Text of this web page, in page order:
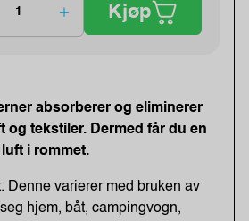
Kjøp
absorberer og eliminerer
og tekstiler. Dermed får du en
i rommet.
Denne varierer med bruken av
hjem, båt, campingvogn,